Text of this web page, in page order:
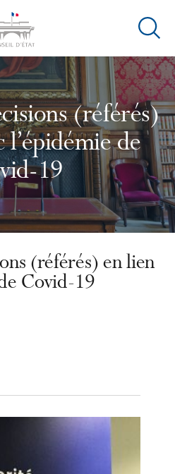
Ouvrir
de
(référés)
l’épidémie de
19
(référés) en lien
Covid-19